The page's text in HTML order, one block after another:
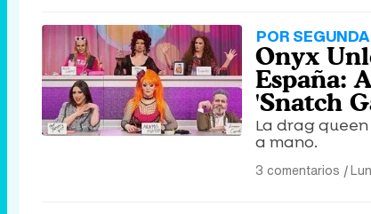
POR
Onyx
España:
'Snatch
La drag
a mano.
3 comentarios |